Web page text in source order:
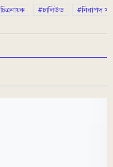
চিত্রনায়ক ঢালিউড নিরাপদ